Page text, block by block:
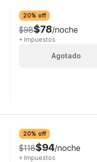
20% off
$98$78/noche
+ Impuestos
Agotado
20% off
$118$94/noche
+ Impuestos